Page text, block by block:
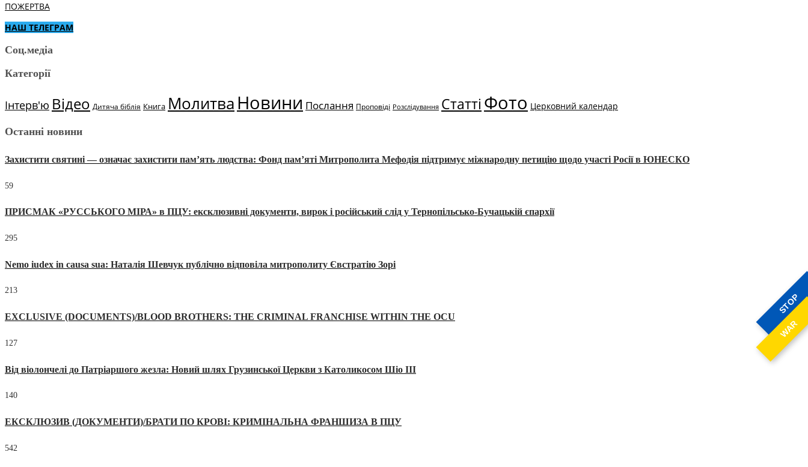
STOP
WAR
ПОЖЕРТВА
НАШ ТЕЛЕГРАМ
Соц.медіа
Категорії
Інтерв'ю Відео Дитяча біблія Книга МолитваНовини Послання Проповіді Розслідування Статті Фото Церковний календар
Останні новини
Захистити святині — означає захистити пам’ять людства: Фонд пам’яті Митрополита Мефодія підтримує міжнародну петицію щодо участі Росії в ЮНЕСКО
59
ПРИСМАК «РУССЬКОГО МІРА» в ПЦУ: ексклюзивні документи, вирок і російський слід у Тернопільсько-Бучацькій єпархії
295
Nemo iudex in causa sua: Наталія Шевчук публічно відповіла митрополиту Євстратію Зорі
213
EXCLUSIVE (DOCUMENTS)/BLOOD BROTHERS: THE CRIMINAL FRANCHISE WITHIN THE OCU
127
Від віолончелі до Патріаршого жезла: Новий шлях Грузинської Церкви з Католикосом Шіо III
140
ЕКСКЛЮЗИВ (ДОКУМЕНТИ)/БРАТИ ПО КРОВІ: КРИМІНАЛЬНА ФРАНШИЗА В ПЦУ
542